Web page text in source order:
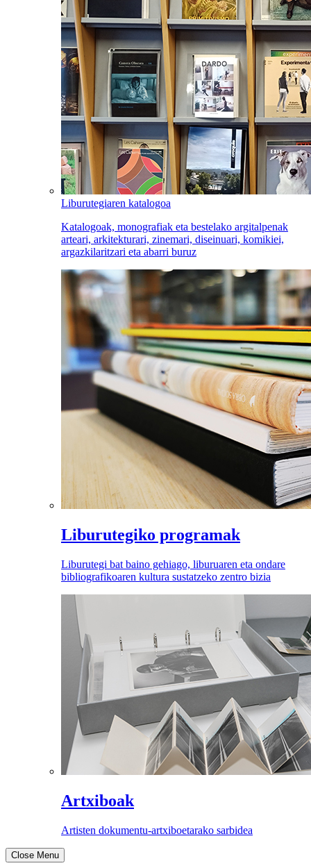
Liburutegiaren katalogoa
Katalogoak, monografiak eta bestelako argitalpenak
arteari, arkitekturari, zinemari, diseinuari, komikiei,
argazkilaritzari eta abarri buruz
Liburutegiko programak
Liburutegi bat baino gehiago, liburuaren eta ondare
bibliografikoaren kultura sustatzeko zentro bizia
Artxiboak
Artisten dokumentu-artxiboetarako sarbidea
Close Menu